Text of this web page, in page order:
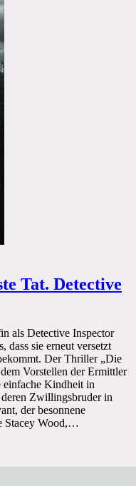
Tat. Detective
als Detective Inspector
dass sie erneut versetzt
Der Thriller „Die
Vorstellen der Ermittler
einfache Kindheit in
Zwillingsbruder in
der besonnene
Stacey Wood,…